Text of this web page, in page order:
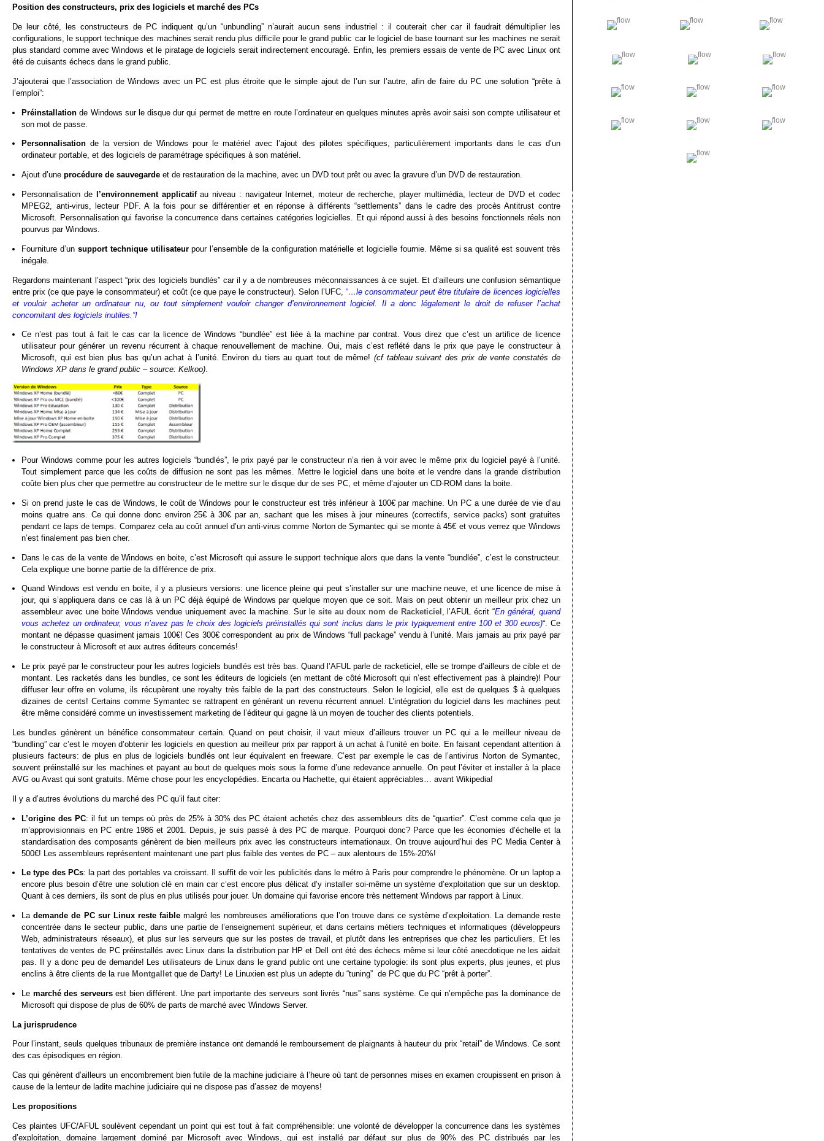
Position des constructeurs, prix des logiciels et marché des PCs
De leur côté, les constructeurs de PC indiquent qu’un “unbundling” n’aurait aucun sens industriel : il couterait cher car il faudrait démultiplier les
configurations, le support technique des machines serait rendu plus difficile pour le grand public car le logiciel de base tournant sur les machines ne serait
plus standard comme avec Windows et le piratage de logiciels serait indirectement encouragé. Enfin, les premiers essais de vente de PC avec Linux ont
été de cuisants échecs dans le grand public.
J’ajouterai que l’association de Windows avec un PC est plus étroite que le simple ajout de l’un sur l’autre, afin de faire du PC une solution “prête à
l’emploi”:
Préinstallation de Windows sur le disque dur qui permet de mettre en route l’ordinateur en quelques minutes après avoir saisi son compte utilisateur et
son mot de passe.
Personnalisation de la version de Windows pour le matériel avec l’ajout des pilotes spécifiques, particulièrement importants dans le cas d’un
ordinateur portable, et des logiciels de paramétrage spécifiques à son matériel.
Ajout d’uneprocédure de sauvegarde et de restauration de la machine, avec un DVD tout prêt ou avec la gravure d’un DVD de restauration.
Personnalisation de l’environnement applicatifau niveau : navigateur Internet, moteur de recherche, player multimédia, lecteur de DVD et codec
MPEG2, anti-virus, lecteur PDF. A la fois pour se différentier et en réponse à différents “settlements” dans le cadre des procès Antitrust contre
Microsoft. Personnalisation qui favorise la concurrence dans certaines catégories logicielles. Et qui répond aussi à des besoins fonctionnels réels non
pourvus par Windows.
Fourniture d’un support technique utilisateurpour l’ensemble de la configuration matérielle et logicielle fournie. Même si sa qualité est souvent très
inégale.
Regardons maintenant l’aspect “prix des logiciels bundlés” car il y a de nombreuses méconnaissances à ce sujet. Et d’ailleurs une confusion sémantique
entre prix (ce que paye le consommateur) et coût (ce que paye le constructeur). Selon l’UFC,“…le consommateur peut être titulaire de licences logicielles
et vouloir acheter un ordinateur nu, ou tout simplement vouloir changer d’environnement logiciel. Il a donc légalement le droit de refuser l’achat
concomitant des logiciels inutiles.”!
Ce n’est pas tout à fait le cas car la licence de Windows “bundlée” est liée à la machine par contrat. Vous direz que c’est un artifice de licence
utilisateur pour générer un revenu récurrent à chaque renouvellement de machine. Oui, mais c’est reflété dans le prix que paye le constructeur à
Microsoft, qui est bien plus bas qu’un achat à l’unité. Environ du tiers au quart tout de même! (cf tableau suivant des prix de vente constatés de
Windows XP dans le grand public – source: Kelkoo).
Pour Windows comme pour les autres logiciels “bundlés”, le prix payé par le constructeur n’a rien à voir avec le même prix du logiciel payé à l’unité.
Tout simplement parce que les coûts de diffusion ne sont pas les mêmes. Mettre le logiciel dans une boite et le vendre dans la grande distribution
coûte bien plus cher que permettre au constructeur de le mettre sur le disque dur de ses PC, et même d’ajouter un CD-ROM dans la boite.
Si on prend juste le cas de Windows, le coût de Windows pour le constructeur est très inférieur à 100€ par machine. Un PC a une durée de vie d’au
moins quatre ans. Ce qui donne donc environ 25€ à 30€ par an, sachant que les mises à jour mineures (correctifs, service packs) sont gratuites
pendant ce laps de temps. Comparez cela au coût annuel d’un anti-virus comme Norton de Symantec qui se monte à 45€ et vous verrez que Windows
n’est finalement pas bien cher.
Dans le cas de la vente de Windows en boite, c’est Microsoft qui assure le support technique alors que dans la vente “bundlée”, c’est le constructeur.
Cela explique une bonne partie de la différence de prix.
Quand Windows est vendu en boite, il y a plusieurs versions: une licence pleine qui peut s’installer sur une machine neuve, et une licence de mise à
jour, qui s’appliquera dans ce cas là à un PC déjà équipé de Windows par quelque moyen que ce soit. Mais on peut obtenir un meilleur prix chez un
assembleur avec une boite Windows vendue uniquement avec la machine. Sur le site au doux nom de Racketiciel , l’AFUL écrit “En général, quand
vous achetez un ordinateur, vous n’avez pas le choix des logiciels préinstallés qui sont inclus dans le prix typiquement entre 100 et 300 euros)“. Ce
montant ne dépasse quasiment jamais 100€! Ces 300€ correspondent au prix de Windows “full package” vendu à l’unité. Mais jamais au prix payé par
le constructeur à Microsoft et aux autres éditeurs concernés!
Le prix payé par le constructeur pour les autres logiciels bundlés est très bas. Quand l’AFUL parle de racketiciel, elle se trompe d’ailleurs de cible et de
montant. Les racketés dans les bundles, ce sont les éditeurs de logiciels (en mettant de côté Microsoft qui n’est effectivement pas à plaindre)! Pour
diffuser leur offre en volume, ils récupèrent une royalty très faible de la part des constructeurs. Selon le logiciel, elle est de quelques $ à quelques
dizaines de cents! Certains comme Symantec se rattrapent en générant un revenu récurrent annuel. L’intégration du logiciel dans les machines peut
être même considéré comme un investissement marketing de l’éditeur qui gagne là un moyen de toucher des clients potentiels.
Les bundles génèrent un bénéfice consommateur certain. Quand on peut choisir, il vaut mieux d’ailleurs trouver un PC qui a le meilleur niveau de
“bundling” car c’est le moyen d’obtenir les logiciels en question au meilleur prix par rapport à un achat à l’unité en boite. En faisant cependant attention à
plusieurs facteurs: de plus en plus de logiciels bundlés ont leur équivalent en freeware. C’est par exemple le cas de l’antivirus Norton de Symantec,
souvent préinstallé sur les machines et payant au bout de quelques mois sous la forme d’une redevance annuelle. On peut l’éviter et installer à la place
AVG ou Avast qui sont gratuits. Même chose pour les encyclopédies. Encarta ou Hachette, qui étaient appréciables… avant Wikipedia!
Il y a d’autres évolutions du marché des PC qu’il faut citer:
L’origine des PC: il fut un temps où près de 25% à 30% des PC étaient achetés chez des assembleurs dits de “quartier”. C’est comme cela que je
m’approvisionnais en PC entre 1986 et 2001. Depuis, je suis passé à des PC de marque. Pourquoi donc? Parce que les économies d’échelle et la
standardisation des composants génèrent de bien meilleurs prix avec les constructeurs internationaux. On trouve aujourd’hui des PC Media Center à
500€! Les assembleurs représentent maintenant une part plus faible des ventes de PC – aux alentours de 15%-20%!
Le type des PCs: la part des portables va croissant. Il suffit de voir les publicités dans le métro à Paris pour comprendre le phénomène. Or un laptop a
encore plus besoin d’être une solution clé en main car c’est encore plus délicat d’y installer soi-même un système d’exploitation que sur un desktop.
Quant à ces derniers, ils sont de plus en plus utilisés pour jouer. Un domaine qui favorise encore très nettement Windows par rapport à Linux.
Lademande de PC sur Linux reste faible malgré les nombreuses améliorations que l’on trouve dans ce système d’exploitation. La demande reste
concentrée dans le secteur public, dans une partie de l’enseignement supérieur, et dans certains métiers techniques et informatiques (développeurs
Web, administrateurs réseaux), et plus sur les serveurs que sur les postes de travail, et plutôt dans les entreprises que chez les particuliers. Et les
tentatives de ventes de PC préinstallés avec Linux dans la distribution par HP et Dell ont été des échecs même si leur côté anecdotique ne les aidait
pas. Il y a donc peu de demande! Les utilisateurs de Linux dans le grand public ont une certaine typologie: ils sont plus experts, plus jeunes, et plus
enclins à être clients de la rue Montgalletque de Darty! Le Linuxien est plus un adepte du “tuning” de PC que du PC “prêt à porter”.
Le marché des serveursest bien différent. Une part importante des serveurs sont livrés “nus” sans système. Ce qui n’empêche pas la dominance de
Microsoft qui dispose de plus de 60% de parts de marché avec Windows Server.
La jurisprudence
Pour l’instant, seuls quelques tribunaux de première instance ont demandé le remboursement de plaignants à hauteur du prix “retail” de Windows. Ce sont
des cas épisodiques en région.
Cas qui génèrent d’ailleurs un encombrement bien futile de la machine judiciaire à l’heure où tant de personnes mises en examen croupissent en prison à
cause de la lenteur de ladite machine judiciaire qui ne dispose pas d’assez de moyens!
Les propositions
Ces plaintes UFC/AFUL soulèvent cependant un point qui est tout à fait compréhensible: une volonté de développer la concurrence dans les systèmes
d’exploitation, domaine largement dominé par Microsoft avec Windows, qui est installé par défaut sur plus de 90% des PC distribués par les